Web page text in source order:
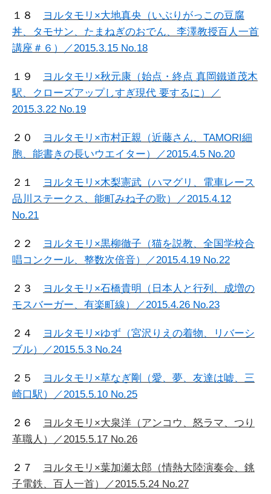
１８
ヨルタモリ×大地真央（いぶりがっこの豆腐
丼、タモサン、たまねぎのおでん、李澤教授百人一首
講座＃６）／2015.3.15 No.18
１９
ヨルタモリ×秋元康（始点・終点 真岡鐵道茂木
駅、クローズアップしすぎ現代 要するに）／
2015.3.22 No.19
２０
ヨルタモリ×市村正親（近藤さん、TAMORI細
胞、能書きの長いウエイター）／2015.4.5 No.20
２１
ヨルタモリ×木梨憲武（ハマグリ、電車レース
品川ステークス、能町みね子の歌）／2015.4.12
No.21
２２
ヨルタモリ×黒柳徹子（猫を説教、全国学校合
唱コンクール、整数次倍音）／2015.4.19 No.22
２３
ヨルタモリ×石橋貴明（日本人と行列、成増の
モスバーガー、有楽町線）／2015.4.26 No.23
２４
ヨルタモリ×ゆず（宮沢りえの着物、リバーシ
ブル）／2015.5.3 No.24
２５
ヨルタモリ×草なぎ剛（愛、夢、友達は嘘、三
崎口駅）／2015.5.10 No.25
２６
ヨルタモリ×大泉洋（アンコウ、怒ラマ、つり
革職人）／2015.5.17 No.26
２７
ヨルタモリ×葉加瀬太郎（情熱大陸演奏会、銚
子電鉄、百人一首）／2015.5.24 No.27